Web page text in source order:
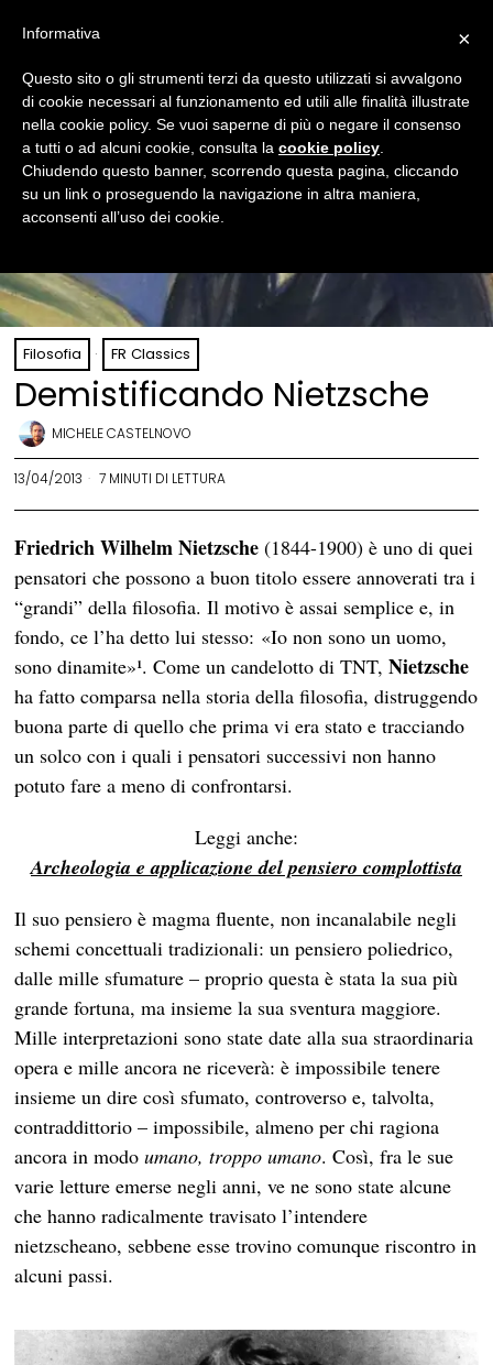
Filosofia · FR Classics
Demistificando Nietzsche
MICHELE CASTELNOVO
13/04/2013 7 MINUTI DI LETTURA
Friedrich Wilhelm Nietzsche (1844-1900) è uno di quei
pensatori che possono a buon titolo essere annoverati tra i
“grandi” della filosofia. Il motivo è assai semplice e, in
fondo, ce l’ha detto lui stesso: «Io non sono un uomo,
sono dinamite»¹. Come un candelotto di TNT,Nietzsche
ha fatto comparsa nella storia della filosofia, distruggendo
buona parte di quello che prima vi era stato e tracciando
un solco con i quali i pensatori successivi non hanno
potuto fare a meno di confrontarsi.
Leggi anche:
Archeologia e applicazione del pensiero complottista
Il suo pensiero è magma fluente, non incanalabile negli
schemi concettuali tradizionali: un pensiero poliedrico,
dalle mille sfumature – proprio questa è stata la sua più
grande fortuna, ma insieme la sua sventura maggiore.
Mille interpretazioni sono state date alla sua straordinaria
opera e mille ancora ne riceverà: è impossibile tenere
insieme un dire così sfumato, controverso e, talvolta,
contraddittorio – impossibile, almeno per chi ragiona
ancora in modo umano, troppo umano. Così, fra le sue
varie letture emerse negli anni, ve ne sono state alcune
che hanno radicalmente travisato l’intendere
nietzscheano, sebbene esse trovino comunque riscontro in
alcuni passi.
×
Informativa
Questo sito o gli strumenti terzi da questo utilizzati si avvalgono
di cookie necessari al funzionamento ed utili alle finalità illustrate
nella cookie policy. Se vuoi saperne di più o negare il consenso
a tutti o ad alcuni cookie, consulta la cookie policy
Chiudendo questo banner, scorrendo questa pagina, cliccando
su un link o proseguendo la navigazione in altra maniera,
acconsenti all’uso dei cookie.